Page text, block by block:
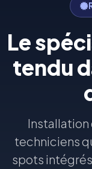
Le
tendu
Installation
techniciens
spots